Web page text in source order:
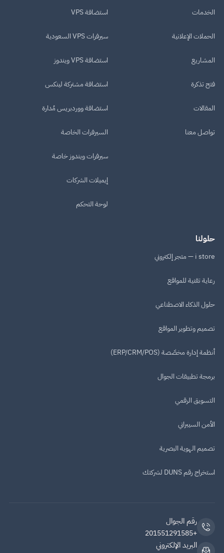
الخدمات
الحملات الإعلانية
المشاريع
فتح تذكرة
المقالات
تواصل معنا
استضافة VPS
سيرفرات VPS السعودية
استضافة VPS ويندوز
استضافة مشتركة لينكس
استضافة ووردبريس مُدارة
السيرفرات الخاصة
سيرفرات ويندوز خاصة
إيميلات الشركات
لوحة التحكم
حلولنا
i store — متجر إلكتروني
رعاية تقنية للمواقع
حلول الذكاء الاصطناعي
تصميم وتطوير المواقع
أنظمة إدارة مخصّصة (ERP/CRM/POS)
برمجة تطبيقات الجوال
التسويق الرقمي
الأمن السيبراني
تصميم الهوية البصرية
استخراج رقم DUNS لشركتك
رقم الجوال
+201551291585
البريد الإلكتروني